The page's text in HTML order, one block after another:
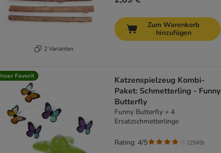
2 Varianten
Zum Warenkorb
hinzufügen
Favorit
Katzenspielzeug Kombi-
Paket: Schmetterling - Funny
Butterfly
Funny Butterfly + 4
Ersatzschmetterlinge
Rating: 4/5 (2949)